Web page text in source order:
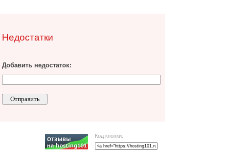
Недостатки
Добавить недостаток:
Код кнопки: